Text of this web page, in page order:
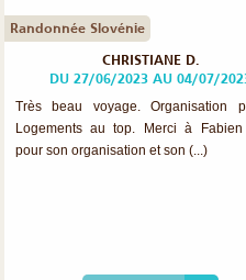
Randonnée Slovénie
CHRISTIANE D.
DU 27/06/2023 AU 04/07/
Très beau voyage. Organisation
Logements au top. Merci à Fabien
pour son organisation et son (...)